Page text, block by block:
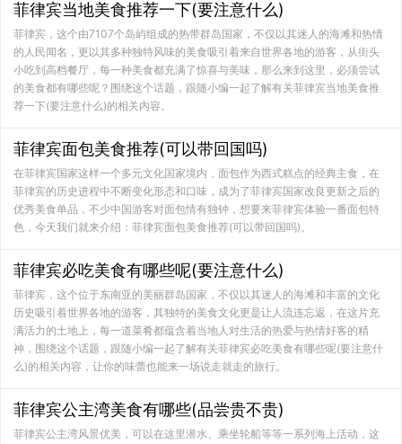
菲律宾当地美食推荐一下(要注意什么)
菲律宾，这个由7107个岛屿组成的热带群岛国家，不仅以其迷人的海滩和热情
的人民闻名，更以其多种独特风味的美食吸引着来自世界各地的游客，从街头
小吃到高档餐厅，每一种美食都充满了惊喜与美味，那么来到这里，必须尝试
的美食都有哪些呢？围绕这个话题，跟随小编一起了解有关菲律宾当地美食推
荐一下(要注意什么)的相关内容。
菲律宾面包美食推荐(可以带回国吗)
在菲律宾国家这样一个多元文化国家境内，面包作为西式糕点的经典主食，在
菲律宾的历史进程中不断变化形态和口味，成为了菲律宾国家改良更新之后的
优秀美食单品，不少中国游客对面包情有独钟，想要来菲律宾体验一番面包特
色，今天我们就来介绍：菲律宾面包美食推荐(可以带回国吗)。
菲律宾必吃美食有哪些呢(要注意什么)
菲律宾，这个位于东南亚的美丽群岛国家，不仅以其迷人的海滩和丰富的文化
历史吸引着世界各地的游客，其独特的美食文化更是让人流连忘返，在这片充
满活力的土地上，每一道菜肴都蕴含着当地人对生活的热爱与热情好客的精
神，围绕这个话题，跟随小编一起了解有关菲律宾必吃美食有哪些呢(要注意什
么)的相关内容，让你的味蕾也能来一场说走就走的旅行。
菲律宾公主湾美食有哪些(品尝贵不贵)
菲律宾公主湾风景优美，可以在这里潜水、乘坐轮船等等一系列海上活动，这